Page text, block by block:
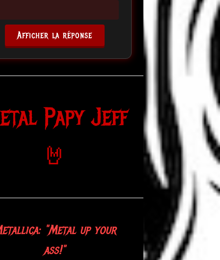
Afficher la réponse
Papy Jeff
🤘
"Metal up your
ass!"